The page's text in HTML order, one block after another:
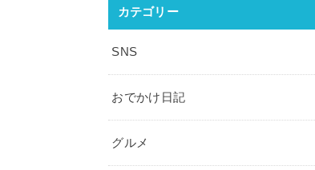
カテゴリー
SNS
おでかけ日記
グルメ